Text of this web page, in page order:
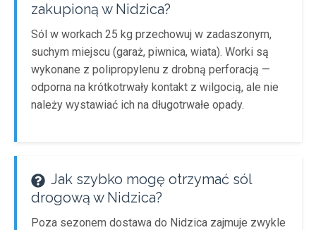
zakupioną w Nidzica?
Sól w workach 25 kg przechowuj w zadaszonym,
suchym miejscu (garaż, piwnica, wiata). Worki są
wykonane z polipropylenu z drobną perforacją —
odporna na krótkotrwały kontakt z wilgocią, ale nie
należy wystawiać ich na długotrwałe opady.
Jak szybko mogę otrzymać sól
drogową w Nidzica?
Poza sezonem dostawa do Nidzica zajmuje zwykle